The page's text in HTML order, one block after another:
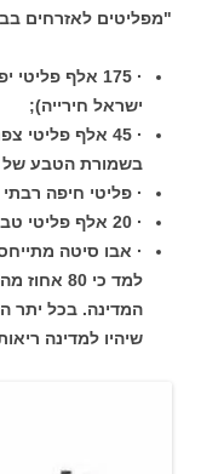
"מפליטים לאזרחים
· 175 אלף
ישראל חירייה);
· 45 אלף
בשמורת הטבע של
· פליטי חיפה
· 20 אלף פליטי טבריה ישוכנו ברבי קומות לחוף הכינרת.
שיהיו למדינה